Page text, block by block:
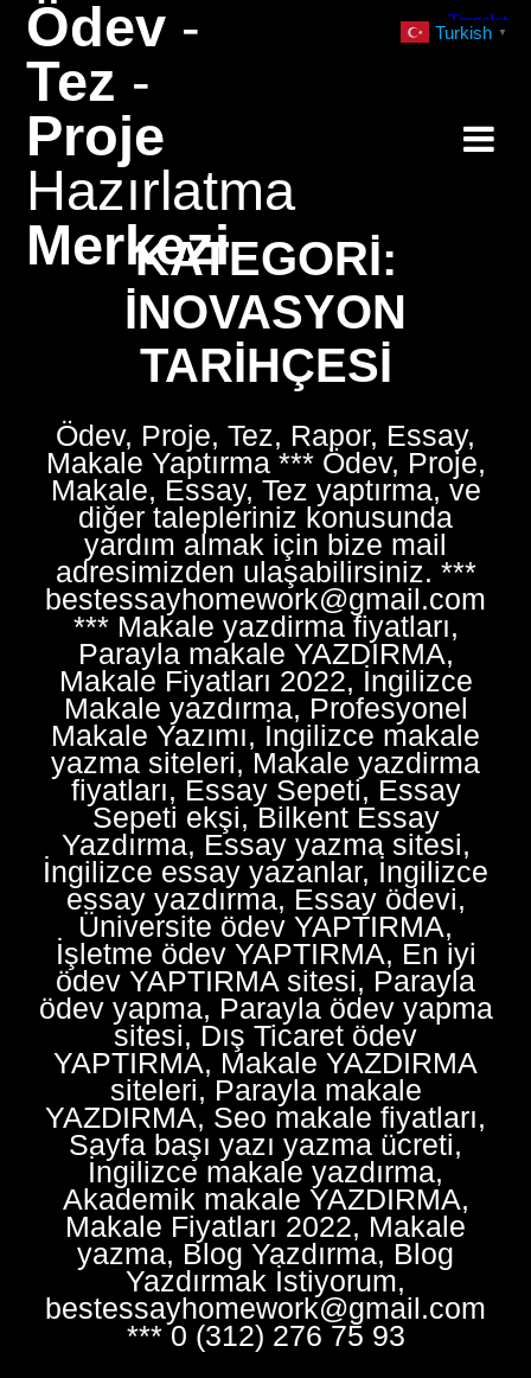
Ödev -
Tez -
Proje
Hazırlatma
MerkeziKATEGORI:
İNOVASYON
TARIHÇESI
Ödev, Proje, Tez, Rapor, Essay,
Makale Yaptırma *** Ödev, Proje,
Makale, Essay, Tez yaptırma, ve
diğer talepleriniz konusunda
yardım almak için bize mail
adresimizden ulaşabilirsiniz. ***
bestessayhomework@gmail.com
*** Makale yazdirma fiyatları,
Parayla makale YAZDIRMA,
Makale Fiyatları 2022, İngilizce
Makale yazdırma, Profesyonel
Makale Yazımı, İngilizce makale
yazma siteleri, Makale yazdirma
fiyatları, Essay Sepeti, Essay
Sepeti ekşi, Bilkent Essay
Yazdırma, Essay yazma sitesi,
İngilizce essay yazanlar, İngilizce
essay yazdırma, Essay ödevi,
Üniversite ödev YAPTIRMA,
İşletme ödev YAPTIRMA, En iyi
ödev YAPTIRMA sitesi, Parayla
ödev yapma, Parayla ödev yapma
sitesi, Dış Ticaret ödev
YAPTIRMA, Makale YAZDIRMA
siteleri, Parayla makale
YAZDIRMA, Seo makale fiyatları,
Sayfa başı yazı yazma ücreti,
İngilizce makale yazdırma,
Akademik makale YAZDIRMA,
Makale Fiyatları 2022, Makale
yazma, Blog Yazdırma, Blog
Yazdırmak İstiyorum,
bestessayhomework@gmail.com
*** 0 (312) 276 75 93
Turkish ▼